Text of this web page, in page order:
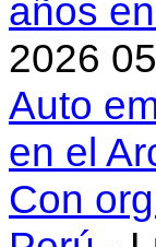
años
2026
Auto
en el
Con